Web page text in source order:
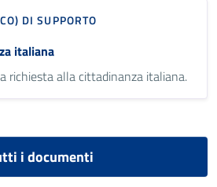
DI SUPPORTO
italiana
richiesta alla cittadinanza italiana.
i documenti